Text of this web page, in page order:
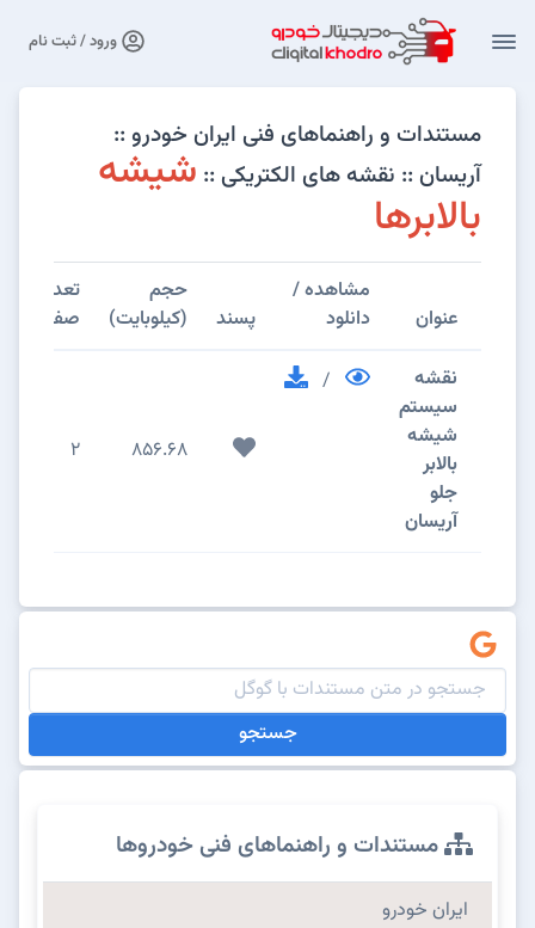
ورود / ثبت نام
مستندات و راهنماهای فنی ایران خودرو ::
آریسان :: نقشه های الکتریکی :: شیشه
بالابرها
عنوان
مشاهده /
دانلود
پسند
حجم
(کیلوبایت)
تعداد
صفحات
نقشه
سيستم
شيشه
بالابر
جلو
آریسان
/
856.68
2
جستجو
مستندات و راهنماهای فنی خودروها
ایران خودرو